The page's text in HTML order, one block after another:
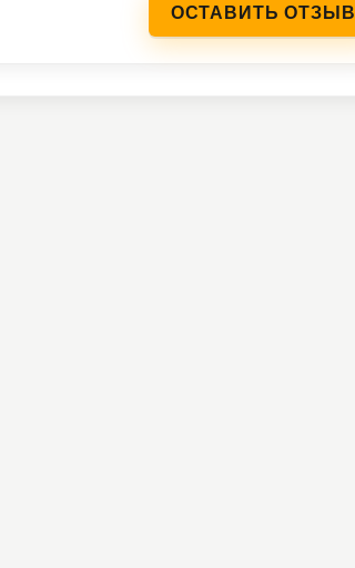
ОСТАВИТЬ ОТЗЫВ